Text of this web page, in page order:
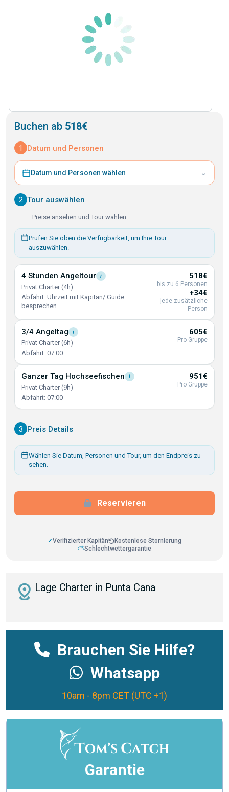
Buchen ab 518€
1 Datum und Personen
Datum und Personen wählen ⌄
2 Tour auswählen
Preise ansehen und Tour wählen
Prüfen Sie oben die Verfügbarkeit, um Ihre Tour
auszuwählen.
4 Stunden Angeltour i
Privat Charter (4h)
Abfahrt: Uhrzeit mit Kapitän/ Guide
besprechen
518€
bis zu 6 Personen
+34€
jede zusätzliche
Person
3/4 Angeltag i
Privat Charter (6h)
Abfahrt: 07:00
605€
Pro Gruppe
Ganzer Tag Hochseefischen i
Privat Charter (9h)
Abfahrt: 07:00
951€
Pro Gruppe
3 Preis Details
Wählen Sie Datum, Personen und Tour, um den Endpreis zu
sehen.
Reservieren
✓Verifizierter Kapitän
Kostenlose Stornierung
⛅Schlechtwettergarantie
distance Lage Charter in Punta Cana
Brauchen Sie Hilfe?
Whatsapp
10am - 8pm CET (UTC +1)
Garantie